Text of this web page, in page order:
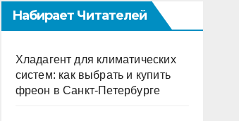
Набирает Читателей
Хладагент для климатических
систем: как выбрать и купить
фреон в Санкт-Петербурге